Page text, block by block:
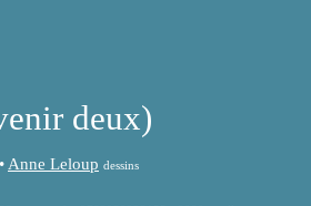
deux)
• Anne Leloup dessins